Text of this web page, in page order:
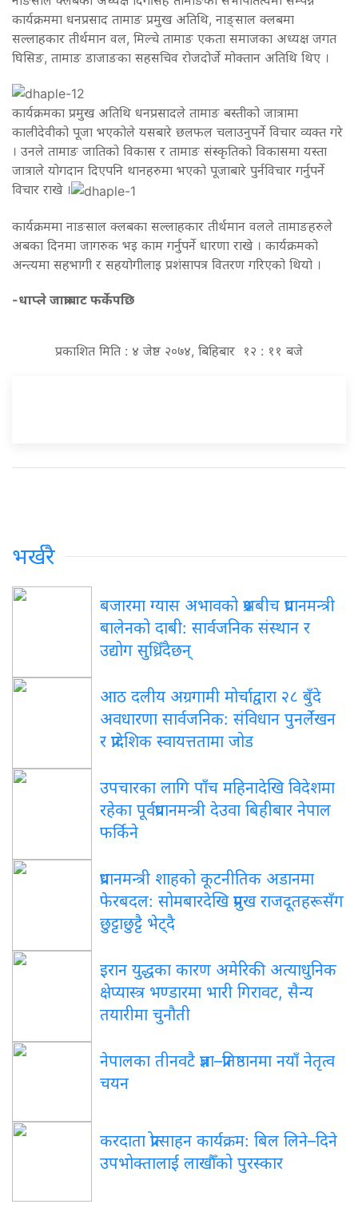
कार्यक्रममा धनप्रसाद तामाङ प्रमुख अतिथि, नाङ्साल क्लबमा
सल्लाहकार तीर्थमान वल, मिल्चे तामाङ एकता समाजका अध्यक्ष जगत
घिसिङ, तामाङ डाजाङका सहसचिव रोजदोर्जे मोक्तान अतिथि थिए ।
कार्यक्रमका प्रमुख अतिथि धनप्रसादले तामाङ बस्तीको जात्रामा
कालीदेवीको पूजा भएकोले यसबारे छलफल चलाउनुपर्ने विचार व्यक्त गरे
। उनले तामाङ जातिको विकास र तामाङ संस्कृतिको विकासमा यस्ता
जात्राले योगदान दिएपनि थानहरुमा भएको पूजाबारे पुर्नविचार गर्नुपर्ने
विचार राखे ।
कार्यक्रममा नाङसाल क्लबका सल्लाहकार तीर्थमान वलले तामाङहरुले
अबका दिनमा जागरुक भइ काम गर्नुपर्ने धारणा राखे । कार्यक्रमको
अन्त्यमा सहभागी र सहयोगीलाइ प्रशंसापत्र वितरण गरिएको थियो ।
-धाप्ले जात्राबाट फर्केपछि
प्रकाशित मिति : ४ जेष्ठ २०७४, बिहिबार १२ : ११ बजे
भर्खरै
बजारमा ग्यास अभावको प्रश्नबीच प्रधानमन्त्री
बालेनको दाबी: सार्वजनिक संस्थान र
उद्योग सुध्रिँदैछन्
आठ दलीय अग्रगामी मोर्चाद्वारा २८ बुँदे
अवधारणा सार्वजनिक: संविधान पुनर्लेखन
र प्रादेशिक स्वायत्ततामा जोड
उपचारका लागि पाँच महिनादेखि विदेशमा
रहेका पूर्वप्रधानमन्त्री देउवा बिहीबार नेपाल
फर्किने
प्रधानमन्त्री शाहको कूटनीतिक अडानमा
फेरबदल: सोमबारदेखि प्रमुख राजदूतहरूसँग
छुट्टाछुट्टै भेट्दै
इरान युद्धका कारण अमेरिकी अत्याधुनिक
क्षेप्यास्त्र भण्डारमा भारी गिरावट, सैन्य
तयारीमा चुनौती
नेपालका तीनवटै प्रज्ञा–प्रतिष्ठानमा नयाँ नेतृत्व
चयन
करदाता प्रोत्साहन कार्यक्रम: बिल लिने–दिने
उपभोक्तालाई लाखौँको पुरस्कार